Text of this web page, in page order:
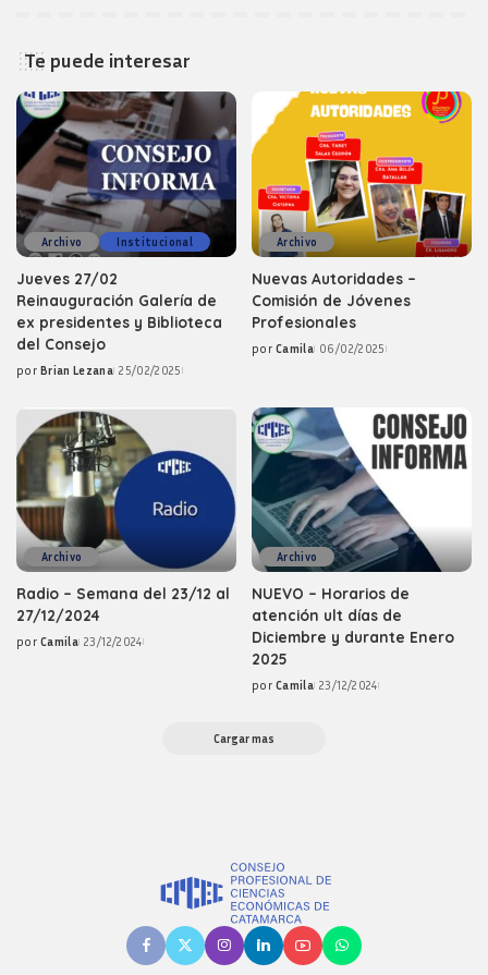
Te puede interesar
Archivo Institucional
Jueves 27/02
Reinauguración Galería de
ex presidentes y Biblioteca
del Consejo
Posted
por Brian Lezana 25/02/2025
Archivo
Nuevas Autoridades –
Comisión de Jóvenes
Profesionales
Posted
por Camila 06/02/2025
Archivo
Radio – Semana del 23/12 al
27/12/2024
Posted
por Camila 23/12/2024
Archivo
NUEVO – Horarios de
atención ult días de
Diciembre y durante Enero
2025
Posted
por Camila 23/12/2024
Cargar mas